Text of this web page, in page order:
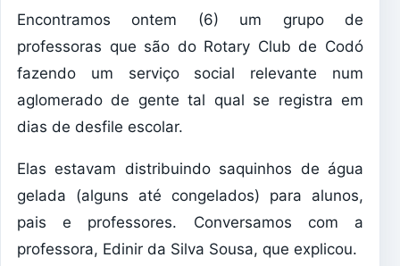
Encontramos ontem (6) um grupo de
professoras que são do Rotary Club de Codó
fazendo um serviço social relevante num
aglomerado de gente tal qual se registra em
dias de desfile escolar.
Elas estavam distribuindo saquinhos de água
gelada (alguns até congelados) para alunos,
pais e professores. Conversamos com a
professora, Edinir da Silva Sousa, que explicou.